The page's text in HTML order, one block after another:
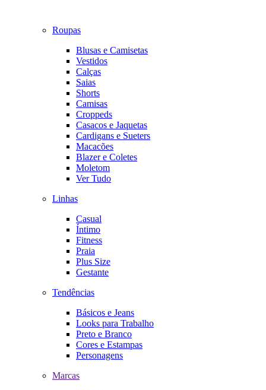
Roupas
Blusas e Camisetas
Vestidos
Calças
Saias
Shorts
Camisas
Croppeds
Casacos e Jaquetas
Cardigans e Sueters
Macacões
Blazer e Coletes
Moletom
Ver Tudo
Linhas
Casual
Íntimo
Fitness
Praia
Plus Size
Gestante
Tendências
Básicos e Jeans
Looks para Trabalho
Preto e Branco
Cores e Estampas
Personagens
Marcas